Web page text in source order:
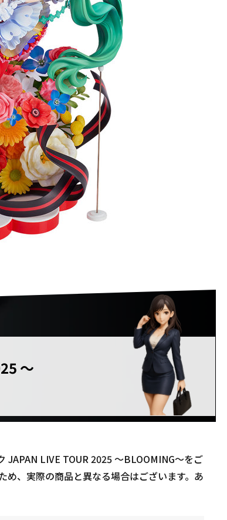
〜
JAPAN LIVE TOUR 2025 〜BLOOMING〜をご
め、実際の商品と異なる場合はございます。あ